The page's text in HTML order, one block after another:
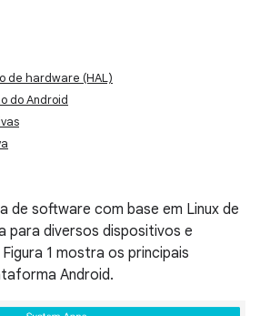
de hardware (HAL)
do Android
de software com base em Linux de
para diversos dispositivos e
1 mostra os principais
Android.